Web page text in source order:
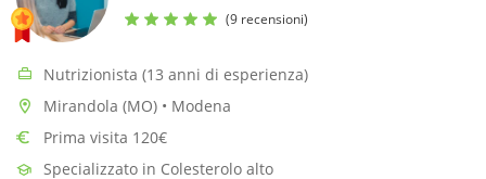
(9 recensioni)
Nutrizionista (13 anni di esperienza)
Mirandola (MO) • Modena
Prima visita 120€
Specializzato in Colesterolo alto